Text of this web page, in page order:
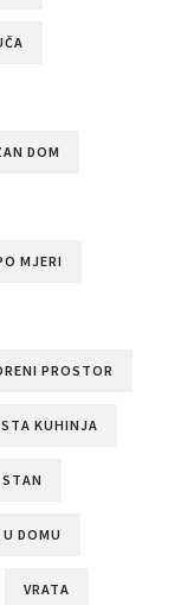
DOM
MJERI
PROSTOR
KUHINJA
STAN
DOMU
VRATA